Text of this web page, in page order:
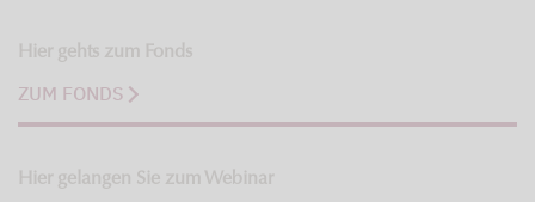
Hier gehts zum Fonds
ZUM FONDS
Hier gelangen Sie zum Webinar